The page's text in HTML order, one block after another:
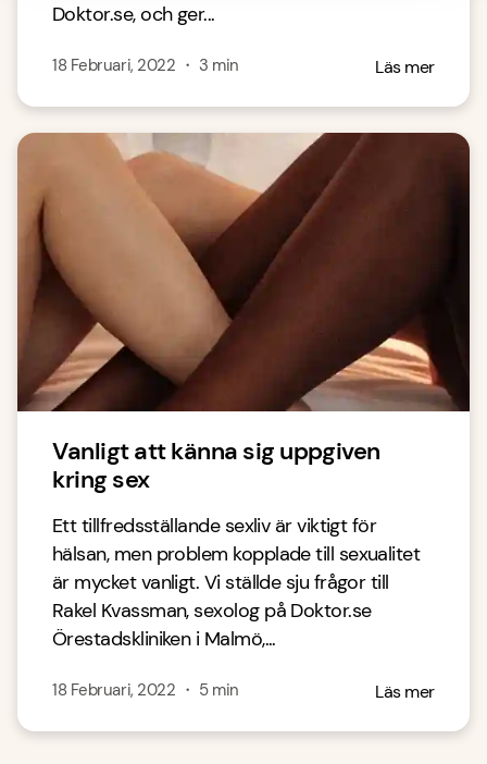
Doktor.se, och ger...
18 Februari, 2022 ・ 3 min Läs mer
Vanligt att känna sig uppgiven
kring sex
Ett tillfredsställande sexliv är viktigt för
hälsan, men problem kopplade till sexualitet
är mycket vanligt. Vi ställde sju frågor till
Rakel Kvassman, sexolog på Doktor.se
Örestadskliniken i Malmö,...
18 Februari, 2022 ・ 5min Läs mer